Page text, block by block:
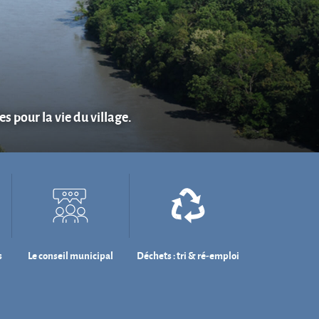
pour la vie du village.
Le conseil municipal Déchets : tri & ré-emploi